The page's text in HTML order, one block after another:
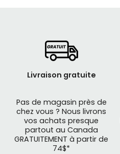
Livraison gratuite
Pas de magasin près de
chez vous ? Nous livrons
vos achats presque
partout au Canada
GRATUITEMENT à partir de
74$*